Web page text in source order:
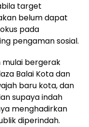
target
belum dapat
pada
pengaman sosial.
mulai bergerak
Balai Kota dan
baru kota, dan
supaya indah
menghadirkan
diperindah.